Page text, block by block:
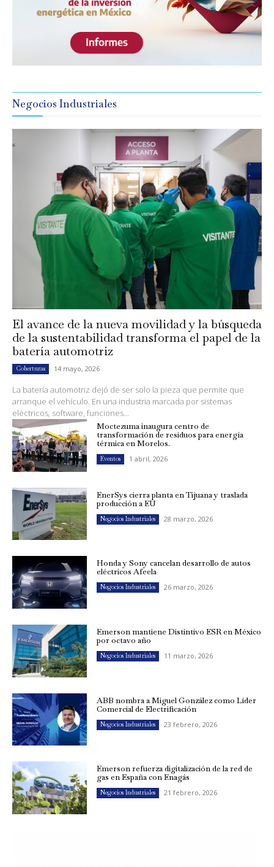
Negocios Industriales
El avance de la nueva movilidad y la búsqueda
de la sustentabilidad transforma el papel de la
batería automotriz
Coberturas 14 mayo, 2026
La batería automotriz dejó de ser solo la pieza que permite que
arranque el vehículo. En una industria marcada por sistemas
eléctricos, software, funciones...
Moctezuma inaugura centro de
transformación de residuos para energía
térmica en Morelos.
Eventos 1 abril, 2026
EnerSys cierra planta en Tijuana y traslada
producción a EU
Negocios Industriales 28 marzo, 2026
Honda y Sony cancelan desarrollo de autos
eléctricos Afeela
Negocios Industriales 26 marzo, 2026
Emerson mantiene Distintivo ESR en México
por octavo año
Negocios Industriales 11 marzo, 2026
ABB nombra a Miguel González como Líder
Comercial de Electrificación
Negocios Industriales 23 febrero, 2026
Emerson refuerza digitalización de la red de
gas en España con Enagás
Negocios Industriales 21 febrero, 2026